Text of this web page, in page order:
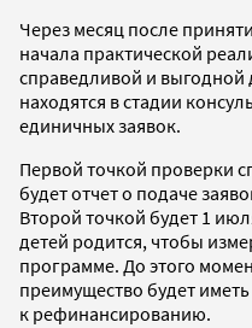
Через месяц после
начала практической
справедливой и выгодной
находятся в стадии
единичных заявок.
Первой точкой проверки
будет отчет о подаче
Второй точкой будет 1
детей родится, чтобы
программе. До этого
преимущество будет
к рефинансированию.